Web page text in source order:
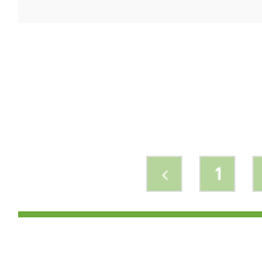
เรื่อง
1